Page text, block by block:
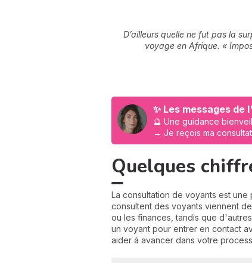
D’ailleurs quelle ne fut pas la
voyage en Afrique. «
✨ Les messages
🔮 Une guidance
→ Je reçois ma
Quelques
La consultation de voyants est
consultent des voyants viennent
ou les finances, tandis que
un voyant pour entrer en contact
aider à avancer dans votre